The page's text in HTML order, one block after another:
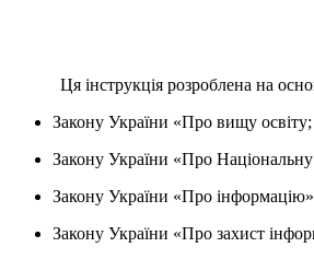
Ця інструкція розроблена на
Закону України «Про вищу освіту;
Закону України «Про Національну
Закону України «Про
Закону України «Про захист